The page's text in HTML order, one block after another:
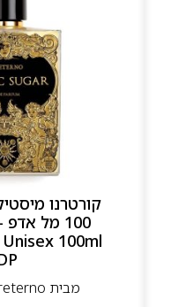
חמים ודרמטיים עם
איקוני בהשראת אמנות
שמחפש בושם ייחודי
קורטרנו
100ml
מבית Coreterno - קורטרנו